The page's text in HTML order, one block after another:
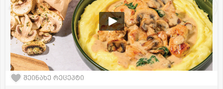
შეინახე რეცეპტი